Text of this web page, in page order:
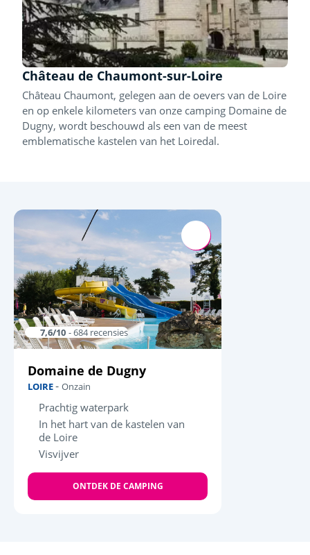
Château de Chaumont-sur-Loire
Château Chaumont, gelegen aan de oevers van de Loire
en op enkele kilometers van onze camping Domaine de
Dugny, wordt beschouwd als een van de meest
emblematische kastelen van het Loiredal.
7,6/10 - 684 recensies
Domaine de Dugny
LOIRE- Onzain
Prachtig waterpark
In het hart van de kastelen van
de Loire
Visvijver
ONTDEK DE CAMPING